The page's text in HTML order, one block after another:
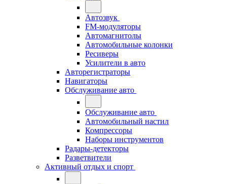
Автозвук
FM-модуляторы
Автомагнитолы
Автомобильные колонки
Ресиверы
Усилители в авто
Авторегистраторы
Навигаторы
Обслуживание авто
Обслуживание авто
Автомобильный настил
Компрессоры
Наборы инструментов
Радары-детекторы
Разветвители
Активный отдых и спорт